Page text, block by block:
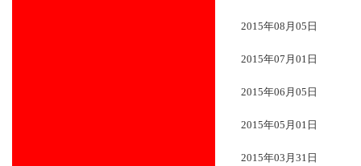
2015年08月05日
2015年07月01日
2015年06月05日
2015年05月01日
2015年03月31日